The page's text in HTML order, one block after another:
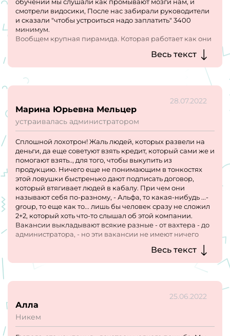
смотрели видосики, После нас забирали руководители
и сказали "чтобы устроиться надо заплатить" 3400
минимум.
Вообщем крупная пирамида. Которая работает как они
Руководитель офиса "Шапилов Кирилл Юрьевич" номер
телефона +79196335020
Офис лохотрона в Набережных Челнах ​23-й комплекс,
7д​ Цветочный бульвар, 17д, 2 этаж!!
Весь текст
28.07.2022
Марина Юрьевна Мельцер
устраивалась администратором
Сплошной лохотрон! Жаль людей, которых развели на
деньги, да еще советуют взять кредит, который сами же и
помогают взять.., для того, чтобы выкупить из
продукцию. Ничего еще не понимающим в тонкостях
этой ловушки быстренько дают подписать договор,
который втягивает людей в кабалу. При чем они
называют себя по-разному, - Альфа, то какая-нибудь ...-
group, то еще как то... лишь бы человек сразу не сложил
2+2, который хоть что-то слышал об этой компании.
Вакансии выкладывают всякие разные - от вахтера - до
администратора, - но эти вакансии не имеют ничего
Весь текст
25.06.2022
Алла
Никем